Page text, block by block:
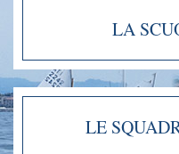
LA
LE